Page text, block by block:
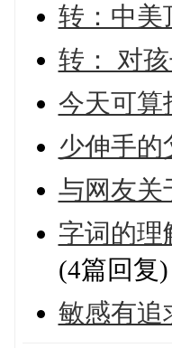
转：中美
转： 对
今天可算
少伸手的
与网友关
字词的理
(4篇回复)
敏感有追